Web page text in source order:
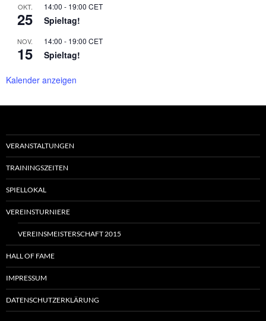
OKT.
25
14:00 - 19:00 CET
Spieltag!
NOV.
15
14:00 - 19:00 CET
Spieltag!
Kalender anzeigen
VERANSTALTUNGEN
TRAININGSZEITEN
SPIELLOKAL
VEREINSTURNIERE
VEREINSMEISTERSCHAFT 2015
HALL OF FAME
IMPRESSUM
DATENSCHUTZERKLÄRUNG